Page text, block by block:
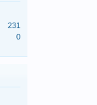
231
0